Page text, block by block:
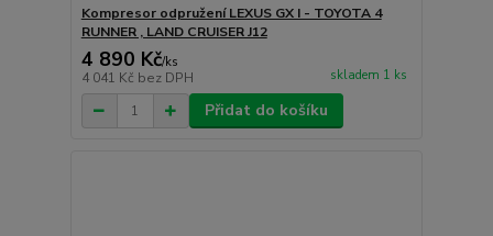
Kompresor odpružení LEXUS GX I - TOYOTA 4
RUNNER , LAND CRUISER J12
4 890 Kč/ks
4 041 Kč bez DPH skladem 1 ks
Přidat do košíku